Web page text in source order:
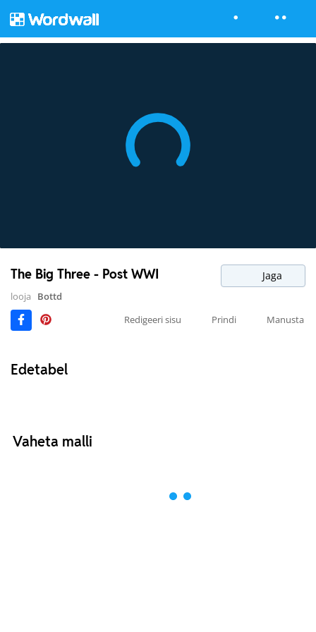
The Big Three - Post WWI Jaga
looja
Bottd
Redigeeri sisu
Prindi Manusta
Edetabel
Vaheta malli